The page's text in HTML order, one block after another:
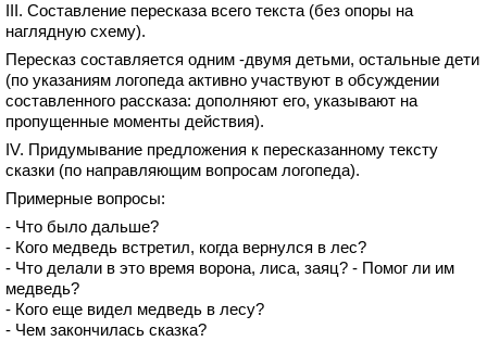
III. Составление пересказа всего текста (без опоры на
наглядную схему).
Пересказ составляется одним -двумя детьми, остальные дети
(по указаниям логопеда активно участвуют в обсуждении
составленного рассказа: дополняют его, указывают на
пропущенные моменты действия).
IV. Придумывание предложения к пересказанному тексту
сказки (по направляющим вопросам логопеда).
Примерные вопросы:
- Что было дальше?
- Кого медведь встретил, когда вернулся в лес?
- Что делали в это время ворона, лиса, заяц? - Помог ли им
медведь?
- Кого еще видел медведь в лесу?
- Чем закончилась сказка?